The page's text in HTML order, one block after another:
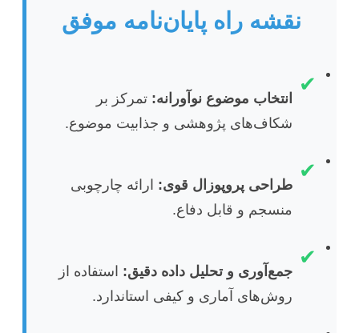
نقشه راه پایان‌نامه موفق
✔
انتخاب موضوع نوآورانه: تمرکز بر
شکاف‌های پژوهشی و جذابیت موضوع.
✔
طراحی پروپوزال قوی: ارائه چارچوبی
منسجم و قابل دفاع.
✔
جمع‌آوری و تحلیل داده دقیق: استفاده از
روش‌های آماری و کیفی استاندارد.